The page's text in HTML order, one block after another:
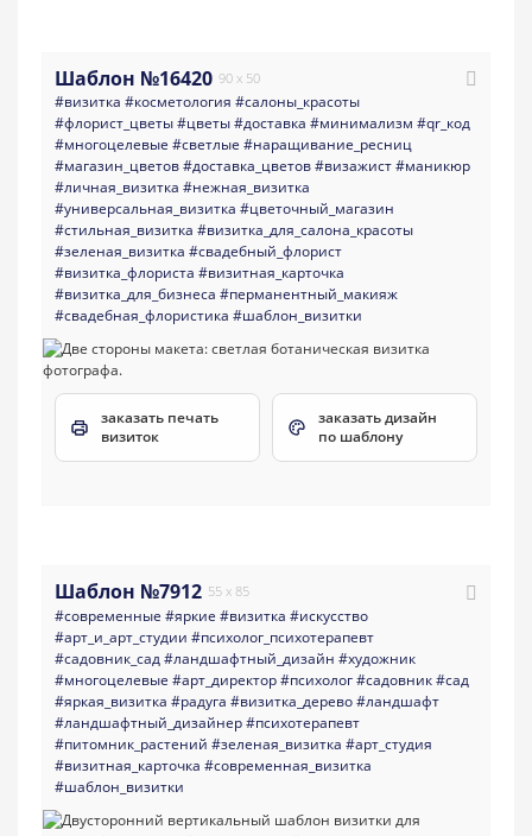
Шаблон №16420 90 x 50
#визитка #косметология #салоны_красоты
#флорист_цветы#цветы#доставка #минимализм #qr_код
#многоцелевые #светлые #наращивание_ресниц
#магазин_цветов#доставка_цветов#визажист#маникюр
#личная_визитка #нежная_визитка
#универсальная_визитка #цветочный_магазин
#стильная_визитка #визитка_для_салона_красоты
#зеленая_визитка #свадебный_флорист
#визитка_флориста #визитная_карточка
#визитка_для_бизнеса #перманентный_макияж
#свадебная_флористика #шаблон_визитки
заказать печать
визиток
заказать дизайн
по шаблону
Шаблон №7912 55 x 85
#современные #яркие #визитка #искусство
#арт_и_арт_студии #психолог_психотерапевт
#садовник_сад#ландшафтный_дизайн #художник
#многоцелевые #арт_директор#психолог#садовник#сад
#яркая_визитка #радуга #визитка_дерево#ландшафт
#ландшафтный_дизайнер#психотерапевт
#питомник_растений #зеленая_визитка #арт_студия
#визитная_карточка #современная_визитка
#шаблон_визитки